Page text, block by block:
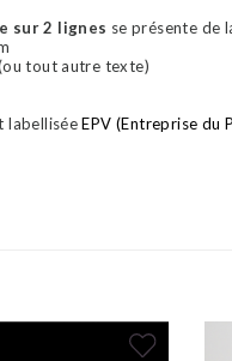
sur 2 lignes se présente de
tout autre texte)
labelliséeEPV (Entreprise du